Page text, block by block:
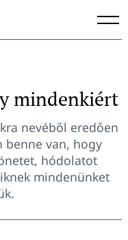
mindenkiért
nevéből eredően
benne van, hogy
hódolatot
mindenünket